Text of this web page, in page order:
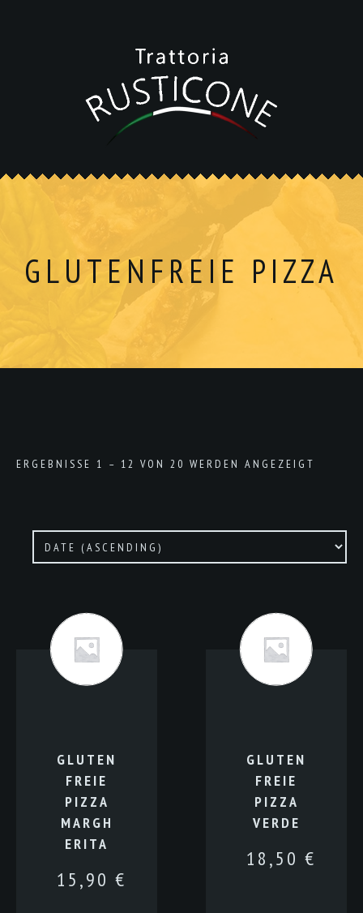
GLUTENFREIE PIZZA
ERGEBNISSE 1 – 12 VON 20 WERDEN ANGEZEIGT
GLUTEN
FREIE
PIZZA
MARGH
ERITA
15,90 €
GLUTEN
FREIE
PIZZA
VERDE
18,50 €